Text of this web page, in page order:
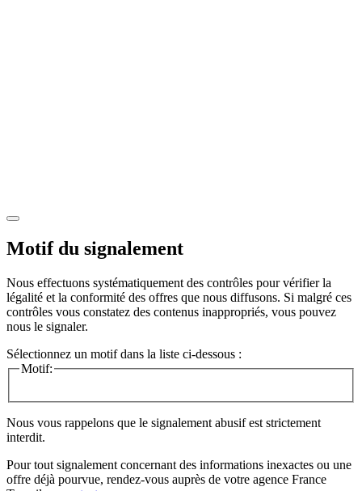
Motif du signalement
Nous effectuons systématiquement des contrôles pour vérifier la
légalité et la conformité des offres que nous diffusons. Si malgré ces
contrôles vous constatez des contenus inappropriés, vous pouvez
nous le signaler.
Sélectionnez un motif dans la liste ci-dessous :
Motif:
Nous vous rappelons que le signalement abusif est strictement
interdit.
Pour tout signalement concernant des informations inexactes ou une
offre déjà pourvue, rendez-vous auprès de votre agence France